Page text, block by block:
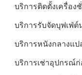
บริการติดตั้งเครื่อง
บริการรับจัดบุฟเฟ่
บริการหนังกลางแป
บริการเช่าอุปกรณ์ก่